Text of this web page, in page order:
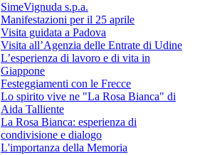
SimeVignuda s.p.a.
Manifestazioni per il 25 aprile
Visita guidata a Padova
Visita all’Agenzia delle Entrate di Udine
L’esperienza di lavoro e di vita in
Giappone
Festeggiamenti con le Frecce
Lo spirito vive ne "La Rosa Bianca" di
Aida Talliente
La Rosa Bianca: esperienza di
condivisione e dialogo
L'importanza della Memoria